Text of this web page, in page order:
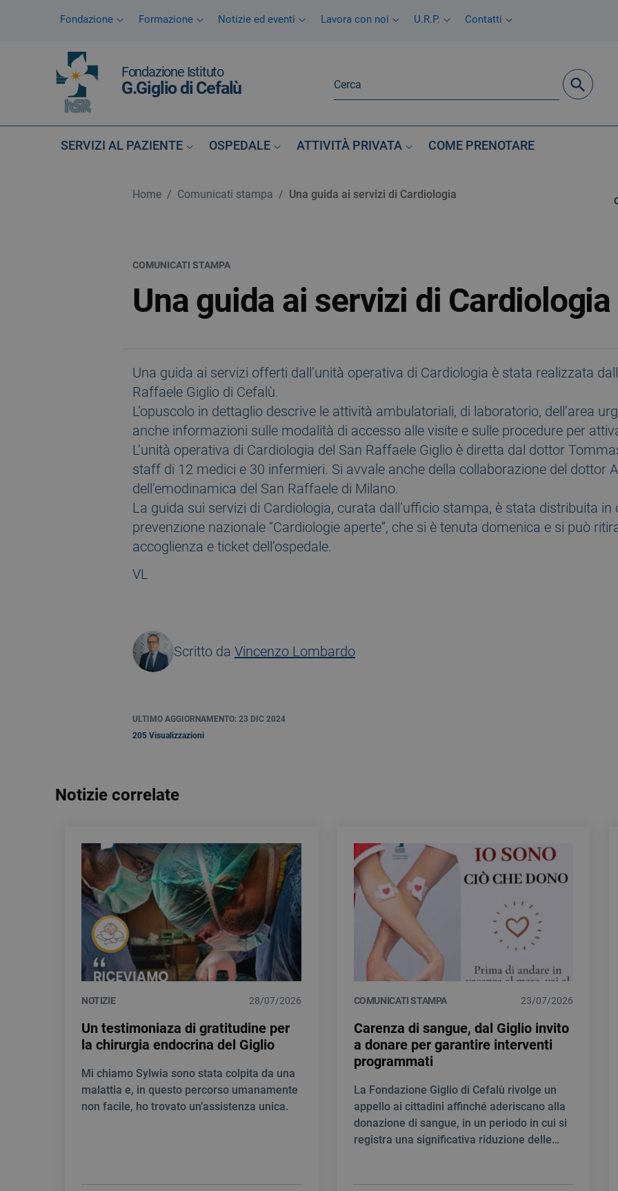
Vai al menu di navigazione
Fondazione Formazione Notizie ed eventi Lavora con noi U.R.P. Contatti
Fondazione Istituto
G.Giglio di Cefalù
SERVIZI AL PAZIENTE OSPEDALE ATTIVITÀ PRIVATA COME PRENOTARE
Home / Comunicati stampa / Una guida ai servizi di Cardiologia
COMUNICATI STAMPA
Una guida ai servizi di Cardiologia
Una guida ai servizi offerti dall’unità operativa di Cardiologia è stata realizzata
Raffaele Giglio di Cefalù.
L’opuscolo in dettaglio descrive le attività ambulatoriali, di laboratorio, dell’area
anche informazioni sulle modalità di accesso alle visite e sulle procedure per
L’unità operativa di Cardiologia del San Raffaele Giglio è diretta dal dottor
staff di 12 medici e 30 infermieri. Si avvale anche della collaborazione del dottor
dell’emodinamica del San Raffaele di Milano.
La guida sui servizi di Cardiologia, curata dall’ufficio stampa, è stata distribuita
prevenzione nazionale “Cardiologie aperte”, che si è tenuta domenica e si può
accoglienza e ticket dell’ospedale.
VL
Scritto da Vincenzo Lombardo
ULTIMO AGGIORNAMENTO: 23 DIC 2024
205 Visualizzazioni
Notizie correlate
NOTIZIE 28/07/2026
Un testimoniaza di gratitudine per
la chirurgia endocrina del Giglio
Mi chiamo Sylwia sono stata colpita da una
malattia e, in questo percorso umanamente
non facile, ho trovato un’assistenza unica.
COMUNICATI STAMPA 23/07/2026
Carenza di sangue, dal Giglio invito
a donare per garantire interventi
programmati
La Fondazione Giglio di Cefalù rivolge un
appello ai cittadini affinché aderiscano alla
donazione di sangue, in un periodo in cui si
registra una significativa riduzione delle